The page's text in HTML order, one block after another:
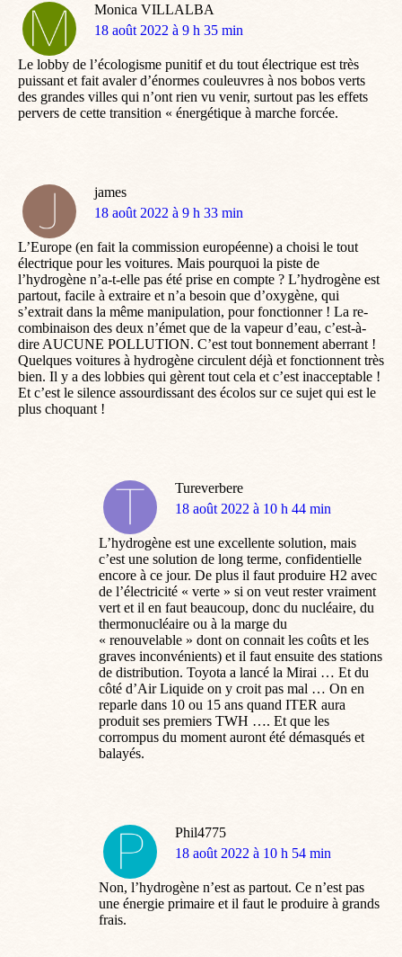
Monica VILLALBA
dit
18 août 2022 à 9 h 35 min
Le lobby de l’écologisme punitif et du tout électrique est très
puissant et fait avaler d’énormes couleuvres à nos bobos verts
des grandes villes qui n’ont rien vu venir, surtout pas les effets
pervers de cette transition « énergétique à marche forcée.
james
dit
18 août 2022 à 9 h 33 min
L’Europe (en fait la commission européenne) a choisi le tout
électrique pour les voitures. Mais pourquoi la piste de
l’hydrogène n’a-t-elle pas été prise en compte ? L’hydrogène est
partout, facile à extraire et n’a besoin que d’oxygène, qui
s’extrait dans la même manipulation, pour fonctionner ! La re-
combinaison des deux n’émet que de la vapeur d’eau, c’est-à-
dire AUCUNE POLLUTION. C’est tout bonnement aberrant !
Quelques voitures à hydrogène circulent déjà et fonctionnent très
bien. Il y a des lobbies qui gèrent tout cela et c’est inacceptable !
Et c’est le silence assourdissant des écolos sur ce sujet qui est le
plus choquant !
Tureverbere
dit
18 août 2022 à 10 h 44 min
L’hydrogène est une excellente solution, mais
c’est une solution de long terme, confidentielle
encore à ce jour. De plus il faut produire H2 avec
de l’électricité « verte » si on veut rester vraiment
vert et il en faut beaucoup, donc du nucléaire, du
thermonucléaire ou à la marge du
« renouvelable » dont on connait les coûts et les
graves inconvénients) et il faut ensuite des stations
de distribution. Toyota a lancé la Mirai … Et du
côté d’Air Liquide on y croit pas mal … On en
reparle dans 10 ou 15 ans quand ITER aura
produit ses premiers TWH …. Et que les
corrompus du moment auront été démasqués et
balayés.
Phil4775
dit
18 août 2022 à 10 h 54 min
Non, l’hydrogène n’est as partout. Ce n’est pas
une énergie primaire et il faut le produire à grands
frais.